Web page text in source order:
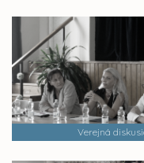
Verejná